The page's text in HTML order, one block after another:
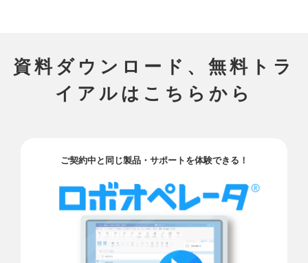
資料ダウンロード、無料トラ
イアルはこちらから
ご契約中と同じ製品・サポートを体験できる！